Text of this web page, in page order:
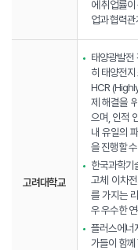
에 취업률
업과 협력
고려대학교
태양광발전
히 태양전
HCR
제 해결을
으며, 인적
내 유일의
을 진행할
한국과학기
고체 이차
를 가지는
우 우수한
플러스에너
가들이 함께